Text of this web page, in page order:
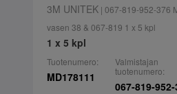
3M UNITEK| 067-819-952-376
vasen 38 & 067-819 1 x 5 kpl
1 x 5 kpl
Tuotenumero:
MD178111
Valmistajan
tuotenumero:
067-819-